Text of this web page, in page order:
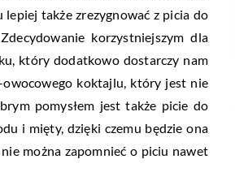
także zrezygnować z picia do
korzystniejszym dla
który dodatkowo dostarczy nam
owocowego koktajlu, który jest nie
pomysłem jest także picie do
i mięty, dzięki czemu będzie ona
można zapomnieć o piciu nawet